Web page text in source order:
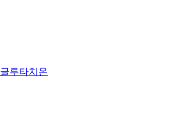
글루타치온